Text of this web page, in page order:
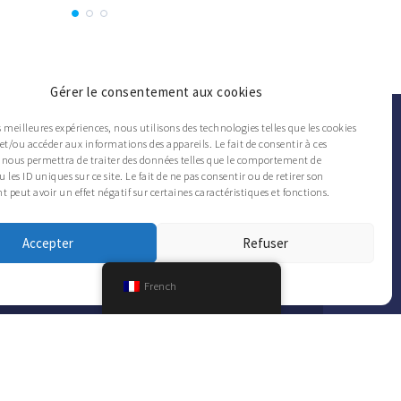
Gérer le consentement aux cookies
meilleures expériences, nous utilisons des technologies telles que les cookies
ou accéder aux informations des appareils. Le fait de consentir à ces
permettra de traiter des données telles que le comportement de
les ID uniques sur ce site. Le fait de ne pas consentir ou de retirer son
peut avoir un effet négatif sur certaines caractéristiques et fonctions.
Accepter Refuser
CookiesConfidentialité
SUIVEZ L’ACTUALITÉ DU CAFMET
French